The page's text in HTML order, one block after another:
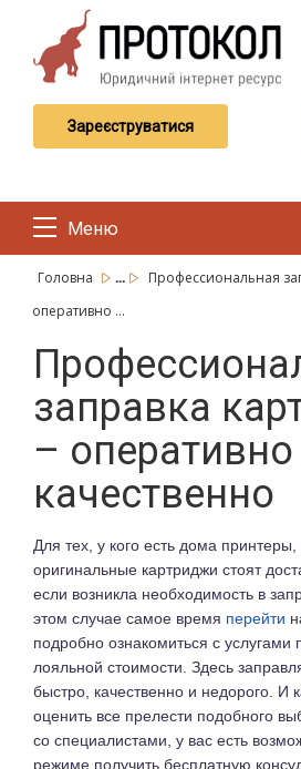
Зареєструватися
Меню
Головна ...
Профессиональная
оперативно ...
заправка
– оперативно
качественно
Для тех, у кого есть дома принтеры,
оригинальные картриджи стоят
если возникла необходимость в
этом случае самое время перейти
подробно ознакомиться с
лояльной стоимости. Здесь
быстро, качественно и недорого. И
оценить все прелести подобного
со специалистами, у вас есть
режиме получить бесплатную